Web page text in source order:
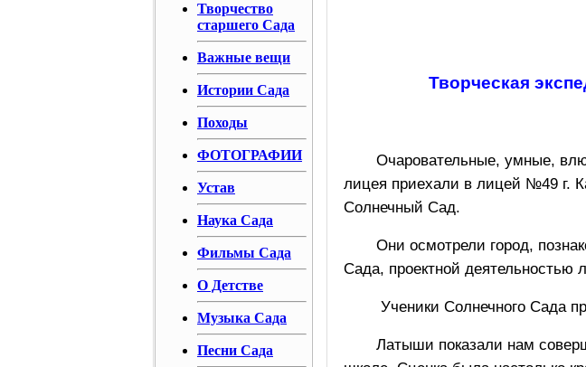
Творчество
старшего Сада
Важные вещи
Истории Сада
Походы
ФОТОГРАФИИ
Устав
Наука Сада
Фильмы Сада
О Детстве
Музыка Сада
Песни Сада
Творческая
Очаровательные, умные,
лицея приехали в лицей №49 г.
Солнечный Сад.
Они осмотрели город,
Сада, проектной деятельностью
Ученики Солнечного Сада
Латыши показали нам